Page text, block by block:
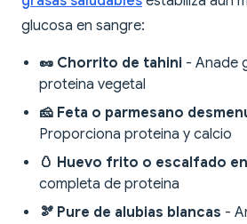
glucosa en sangre:
🥜 Chorrito de tahini - Anade
proteina vegetal
🧀 Feta o parmesano
Proporciona proteina y calcio
🥚 Huevo frito o escalfado
completa de proteina
🫘 Pure de alubias blancas -